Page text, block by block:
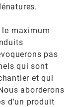
maximum
pas
qui sont
et qui
aborderons
d’un produit